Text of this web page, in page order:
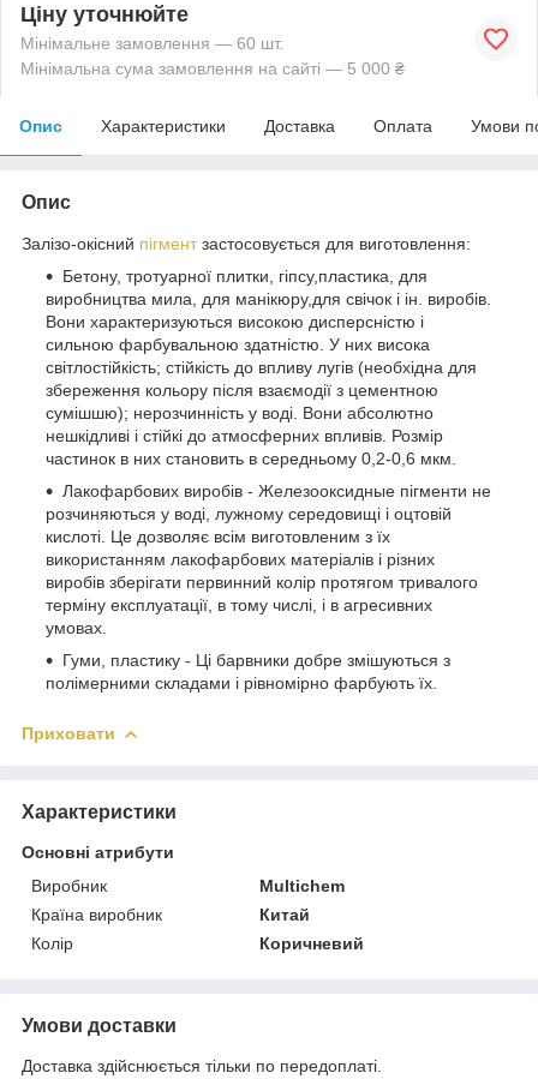
Ціну уточнюйте
Мінімальне замовлення — 60 шт.
Мінімальна сума замовлення на сайті — 5 000 ₴
Опис Характеристики Доставка Оплата Умови
Опис
Залізо-окісний пігментзастосовується для виготовлення:
Бетону, тротуарної плитки, гіпсу,пластика, для
виробництва мила, для манікюру,для свічок і ін. виробів.
Вони характеризуються високою дисперсністю і
сильною фарбувальною здатністю. У них висока
світлостійкість; стійкість до впливу лугів (необхідна для
збереження кольору після взаємодії з цементною
сумішшю); нерозчинність у воді. Вони абсолютно
нешкідливі і стійкі до атмосферних впливів. Розмір
частинок в них становить в середньому 0,2-0,6 мкм.
Лакофарбових виробів - Железооксидные пігменти не
розчиняються у воді, лужному середовищі і оцтовій
кислоті. Це дозволяє всім виготовленим з їх
використанням лакофарбових матеріалів і різних
виробів зберігати первинний колір протягом тривалого
терміну експлуатації, в тому числі, і в агресивних
умовах.
Гуми, пластику - Ці барвники добре змішуються з
полімерними складами і рівномірно фарбують їх.
Приховати
Характеристики
Основні атрибути
Виробник
Multichem
Країна виробник
Китай
Колір
Коричневий
Умови доставки
Доставка здійснюється тільки по передоплаті.